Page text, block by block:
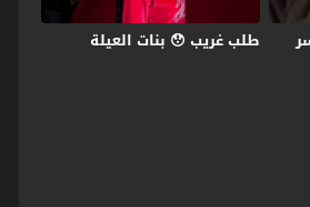
طلب غريب 😯 بنات العيلة